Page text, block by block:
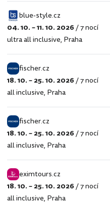
blue-
style.cz
blue-style.cz
04. 10. – 11. 10. 2026/7 nocí
ultra all inclusive, Praha
fischer.cz
fischer.cz
18. 10. – 25. 10. 2026/7 nocí
all inclusive, Praha
fischer.cz
fischer.cz
18. 10. – 25. 10. 2026/7 nocí
all inclusive, Praha
eximtours.cz
eximtours.cz
18. 10. – 25. 10. 2026/7 nocí
all inclusive, Praha